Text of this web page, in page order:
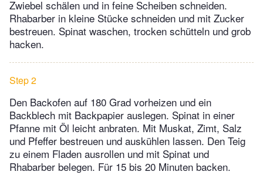
Zwiebel schälen und in feine Scheiben schneiden.
Rhabarber in kleine Stücke schneiden und mit Zucker
bestreuen. Spinat waschen, trocken schütteln und grob
hacken.
Step 2
Den Backofen auf 180 Grad vorheizen und ein
Backblech mit Backpapier auslegen. Spinat in einer
Pfanne mit Öl leicht anbraten. Mit Muskat, Zimt, Salz
und Pfeffer bestreuen und auskühlen lassen. Den Teig
zu einem Fladen ausrollen und mit Spinat und
Rhabarber belegen. Für 15 bis 20 Minuten backen.